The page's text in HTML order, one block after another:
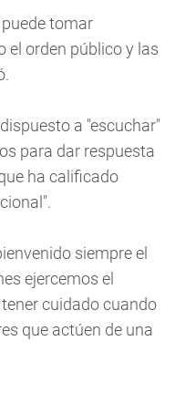
puede tomar
el orden público y las
a "escuchar"
para dar respuesta
ha calificado
siempre el
ejercemos el
cuidado cuando
que actúen de una